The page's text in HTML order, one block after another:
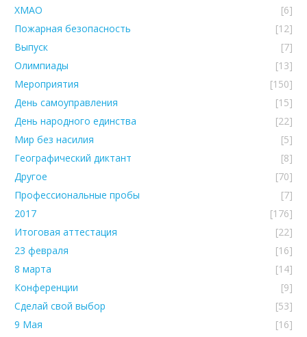
ХМАО
[6]
Пожарная безопасность
[12]
Выпуск
[7]
Олимпиады
[13]
Мероприятия
[150]
День самоуправления
[15]
День народного единства
[22]
Мир без насилия
[5]
Географический диктант
[8]
Другое
[70]
Профессиональные пробы
[7]
2017
[176]
Итоговая аттестация
[22]
23 февраля
[16]
8 марта
[14]
Конференции
[9]
Сделай свой выбор
[53]
9 Мая
[16]